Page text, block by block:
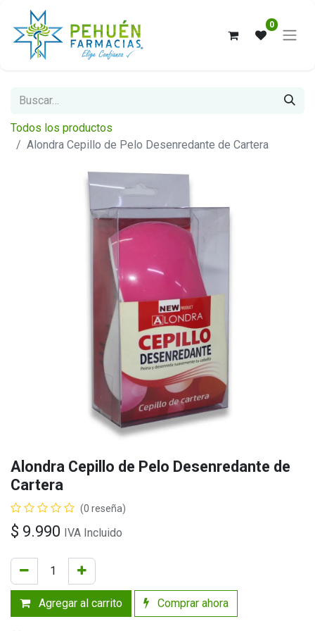
0
Todos los productos
Alondra Cepillo de Pelo Desenredante de Cartera
Alondra Cepillo de Pelo Desenredante de
Cartera
(0 reseña)
$ 9.990 IVA Incluido
Agregar al carrito Comprar ahora